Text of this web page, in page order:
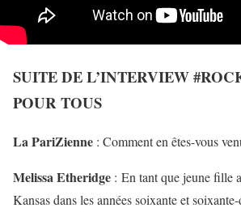
SUITE DE L’INTERVIEW
POUR TOUS
La PariZienne : Comment en êtes-vous
Melissa Etheridge : En tant que jeune fille
Kansas dans les années soixante et